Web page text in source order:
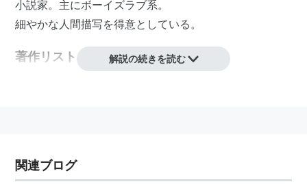
小説家。主にボーイズラブ系。
細やかな人間描写を得意としている。
著作リスト
『嫌な奴』 （
1998/04/20）
解説の続きを読む
関連ブログ